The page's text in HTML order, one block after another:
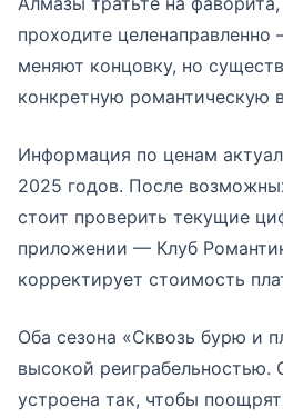
проходите
меняют концовку, но
конкретную романтическую
Информация по ценам
2025 годов. После
стоит проверить текущие
приложении — Клуб
корректирует стоимость
Оба сезона «Сквозь бурю и
высокой реиграбельностью.
устроена так, чтобы